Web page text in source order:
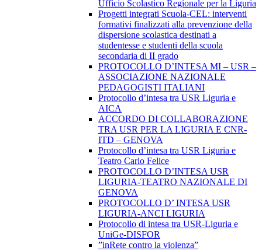
Ufficio Scolastico Regionale per la Liguria
Progetti integrati Scuola-CEL: interventi
formativi finalizzati alla prevenzione della
dispersione scolastica destinati a
studentesse e studenti della scuola
secondaria di II grado
PROTOCOLLO D’INTESA MI – USR –
ASSOCIAZIONE NAZIONALE
PEDAGOGISTI ITALIANI
Protocollo d’intesa tra USR Liguria e
AICA
ACCORDO DI COLLABORAZIONE
TRA USR PER LA LIGURIA E CNR-
ITD – GENOVA
Protocollo d’intesa tra USR Liguria e
Teatro Carlo Felice
PROTOCOLLO D’INTESA USR
LIGURIA-TEATRO NAZIONALE DI
GENOVA
PROTOCOLLO D’ INTESA USR
LIGURIA-ANCI LIGURIA
Protocollo di intesa tra USR-Liguria e
UniGe-DISFOR
”inRete contro la violenza”